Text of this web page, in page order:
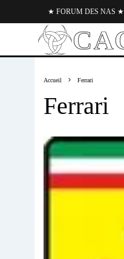
★ FORUM DES NAS ★
Accueil Ferrari
Ferrari